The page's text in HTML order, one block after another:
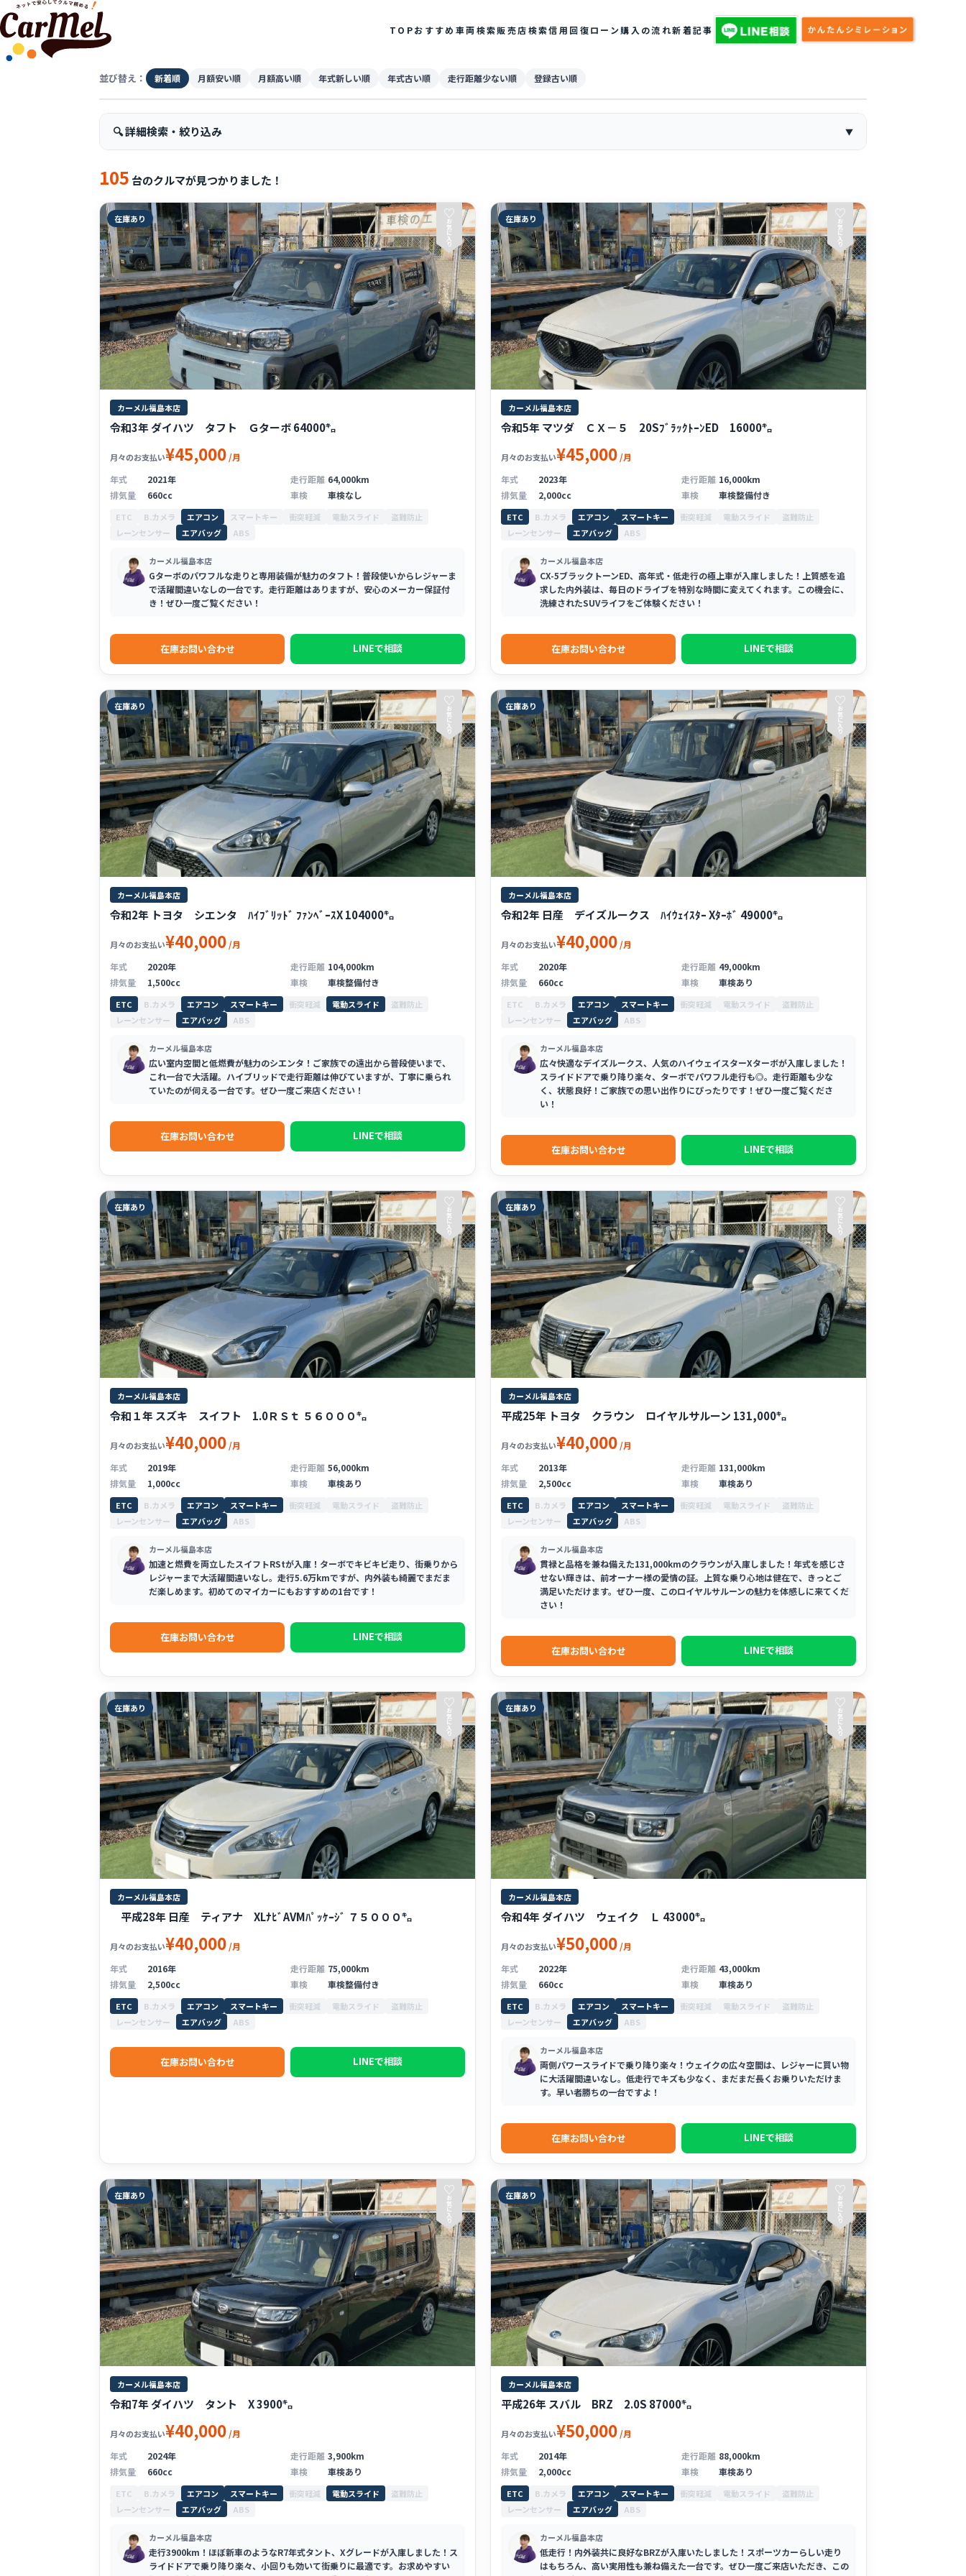
TOPおすすめ車両検索販売店検索信用回復ローン購入の流れ新着記事
並び替え： 新着順 月額安い順 月額高い順 年式新しい順 年式古い順 走行距離少ない順 登録古い順
🔍 詳細検索・絞り込み
105 台のクルマが見つかりました！
在庫あり ♡
お
気
に
入
り
カーメル福島本店
令和3年 ダイハツ タフト Ｇターボ 64000㌔
月々のお支払い¥45,000 /月
年式
2021年 走行距離 64,000km
排気量
660cc 車検 車検なし
ETC B.カメラ エアコン スマートキー 衝突軽減 電動スライド
盗難防止
レーンセンサー
エアバッグ ABS
カーメル福島本店
Gターボのパワフルな走りと専用装備が魅力のタフト！普段使いからレジャーま
で活躍間違いなしの一台です。走行距離はありますが、安心のメーカー保証付
き！ぜひ一度ご覧ください！
在庫お問い合わせ LINEで相談
在庫あり ♡
お
気
に
入
り
カーメル福島本店
令和5年 マツダ ＣＸ－５ 20SﾌﾞﾗｯｸﾄｰﾝED 16000㌔
月々のお支払い¥45,000 /月
年式
2023年 走行距離 16,000km
排気量
2,000cc 車検 車検整備付き
ETC B.カメラ エアコン スマートキー 衝突軽減 電動スライド
盗難防止
レーンセンサー
エアバッグ ABS
カーメル福島本店
CX-5ブラックトーンED、高年式・低走行の極上車が入庫しました！上質感を追
求した内外装は、毎日のドライブを特別な時間に変えてくれます。この機会に、
洗練されたSUVライフをご体験ください！
在庫お問い合わせ LINEで相談
在庫あり ♡
お
気
に
入
り
カーメル福島本店
令和2年 トヨタ シエンタ ﾊｲﾌﾞﾘｯﾄﾞ ﾌｧﾝﾍﾞｰｽX 104000㌔
月々のお支払い¥40,000 /月
年式
2020年 走行距離 104,000km
排気量
1,500cc 車検 車検整備付き
ETC B.カメラ エアコン スマートキー 衝突軽減 電動スライド
盗難防止
レーンセンサー
エアバッグ ABS
カーメル福島本店
広い室内空間と低燃費が魅力のシエンタ！ご家族での遠出から普段使いまで、
これ一台で大活躍。ハイブリッドで走行距離は伸びていますが、丁寧に乗られ
ていたのが伺える一台です。ぜひ一度ご来店ください！
在庫お問い合わせ LINEで相談
在庫あり ♡
お
気
に
入
り
カーメル福島本店
令和2年 日産 デイズルークス ﾊｲｳｪｲｽﾀｰ Xﾀｰﾎﾞ 49000㌔
月々のお支払い¥40,000 /月
年式
2020年 走行距離 49,000km
排気量
660cc 車検 車検あり
ETC B.カメラ エアコン スマートキー 衝突軽減 電動スライド
盗難防止
レーンセンサー
エアバッグ ABS
カーメル福島本店
広々快適なデイズルークス、人気のハイウェイスターXターボが入庫しました！
スライドドアで乗り降り楽々、ターボでパワフル走行も◎。走行距離も少な
く、状態良好！ご家族での思い出作りにぴったりです！ぜひ一度ご覧くださ
い！
在庫お問い合わせ LINEで相談
在庫あり ♡
お
気
に
入
り
カーメル福島本店
令和１年 スズキ スイフト 1.0ＲＳｔ ５６０００㌔
月々のお支払い¥40,000 /月
年式
2019年 走行距離 56,000km
排気量
1,000cc 車検 車検あり
ETC B.カメラ エアコン スマートキー 衝突軽減 電動スライド
盗難防止
レーンセンサー
エアバッグ ABS
カーメル福島本店
加速と燃費を両立したスイフトRStが入庫！ターボでキビキビ走り、街乗りから
レジャーまで大活躍間違いなし。走行5.6万kmですが、内外装も綺麗でまだま
だ楽しめます。初めてのマイカーにもおすすめの1台です！
在庫お問い合わせ LINEで相談
在庫あり ♡
お
気
に
入
り
カーメル福島本店
平成25年 トヨタ クラウン ロイヤルサルーン 131,000㌔
月々のお支払い¥40,000 /月
年式
2013年 走行距離 131,000km
排気量
2,500cc 車検 車検あり
ETC B.カメラ エアコン スマートキー 衝突軽減 電動スライド
盗難防止
レーンセンサー
エアバッグ ABS
カーメル福島本店
貫禄と品格を兼ね備えた131,000kmのクラウンが入庫しました！年式を感じさ
せない輝きは、前オーナー様の愛情の証。上質な乗り心地は健在で、きっとご
満足いただけます。ぜひ一度、このロイヤルサルーンの魅力を体感しに来てくだ
さい！
在庫お問い合わせ LINEで相談
在庫あり ♡
お
気
に
入
り
カーメル福島本店
平成28年 日産 ティアナ XLﾅﾋﾞAVMﾊﾟｯｹｰｼﾞ ７５０００㌔
月々のお支払い¥40,000 /月
年式
2016年 走行距離 75,000km
排気量
2,500cc 車検 車検整備付き
ETC B.カメラ エアコン スマートキー 衝突軽減 電動スライド
盗難防止
レーンセンサー
エアバッグ ABS
在庫お問い合わせ LINEで相談
在庫あり ♡
お
気
に
入
り
カーメル福島本店
令和4年 ダイハツ ウェイク Ｌ 43000㌔
月々のお支払い¥50,000 /月
年式
2022年 走行距離 43,000km
排気量
660cc 車検 車検あり
ETC B.カメラ エアコン スマートキー 衝突軽減 電動スライド
盗難防止
レーンセンサー
エアバッグ ABS
カーメル福島本店
両側パワースライドで乗り降り楽々！ウェイクの広々空間は、レジャーに買い物
に大活躍間違いなし。低走行でキズも少なく、まだまだ長くお乗りいただけま
す。早い者勝ちの一台ですよ！
在庫お問い合わせ LINEで相談
在庫あり ♡
お
気
に
入
り
カーメル福島本店
令和7年 ダイハツ タント X 3900㌔
月々のお支払い¥40,000 /月
年式
2024年 走行距離 3,900km
排気量
660cc 車検 車検あり
ETC B.カメラ エアコン スマートキー 衝突軽減 電動スライド
盗難防止
レーンセンサー
エアバッグ ABS
カーメル福島本店
走行3900km！ほぼ新車のようなR7年式タント、Xグレードが入庫しました！ス
ライドドアで乗り降り楽々、小回りも効いて街乗りに最適です。お求めやすい
在庫あり ♡
お
気
に
入
り
カーメル福島本店
平成26年 スバル BRZ 2.0S 87000㌔
月々のお支払い¥50,000 /月
年式
2014年 走行距離 88,000km
排気量
2,000cc 車検 車検あり
ETC B.カメラ エアコン スマートキー 衝突軽減 電動スライド
盗難防止
レーンセンサー
エアバッグ ABS
カーメル福島本店
低走行！内外装共に良好なBRZが入庫いたしました！スポーツカーらしい走り
はもちろん、高い実用性も兼ね備えた一台です。ぜひ一度ご来店いただき、この